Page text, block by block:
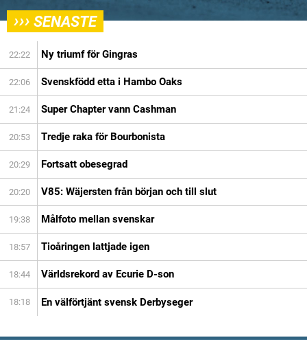
››› SENASTE
22:22 Ny triumf för Gingras
22:06 Svenskfödd etta i Hambo Oaks
21:24 Super Chapter vann Cashman
20:53 Tredje raka för Bourbonista
20:29 Fortsatt obesegrad
20:20 V85: Wäjersten från början och till slut
19:38 Målfoto mellan svenskar
18:57 Tioåringen lattjade igen
18:44 Världsrekord av Ecurie D-son
18:18 En välförtjänt svensk Derbyseger